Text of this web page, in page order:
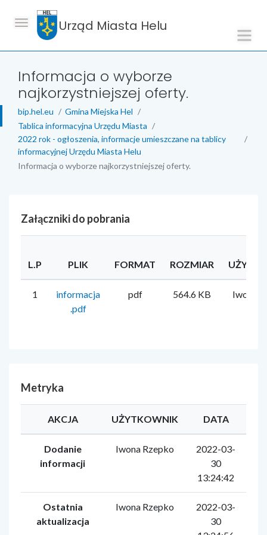
Urząd Miasta Helu
Informacja o wyborze
najkorzystniejszej oferty.
bip.hel.eu
Gmina Miejska Hel
Tablica informacyjna Urzędu Miasta
2022 rok - ogłoszenia, informacje umieszczane na tablicy
informacyjnej Urzędu Miasta Helu
Informacja o wyborze najkorzystniejszej oferty.
Załączniki do pobrania
L.P PLIK FORMAT ROZMIAR
1
informacja
.pdf
pdf 564.6 KB Iwona
Metryka
AKCJA UŻYTKOWNIK DATA
Dodanie
informacji
Iwona Rzepko
2022-03-
30
13:24:42
Ostatnia
aktualizacja
Iwona Rzepko
2022-03-
30